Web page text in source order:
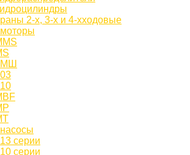
2-х, 3-х и 4-хходовые
серии
серии